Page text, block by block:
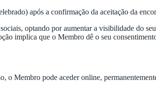
após a confirmação da aceitação da
optando por aumentar a visibilidade do
implica que o Membro dê o seu
Membro pode aceder online,